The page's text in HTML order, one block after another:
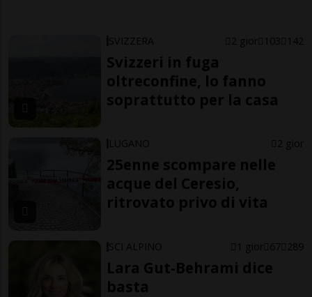
SVIZZERA 2 gior 103 142
Svizzeri in fuga
oltreconfine, lo fanno
soprattutto per la casa
LUGANO 2 gior
25enne scompare nelle
acque del Ceresio,
ritrovato privo di vita
SCI ALPINO 1 gior 67 289
Lara Gut-Behrami dice
basta